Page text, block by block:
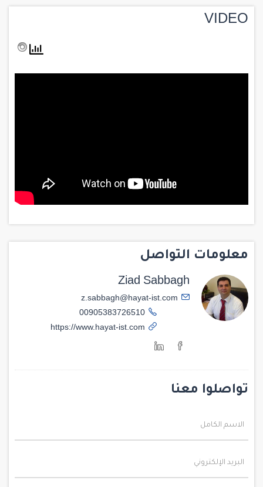
VIDEO
معلومات التواصل
Ziad Sabbagh
z.sabbagh@hayat-ist.com
تواصلوا معنا